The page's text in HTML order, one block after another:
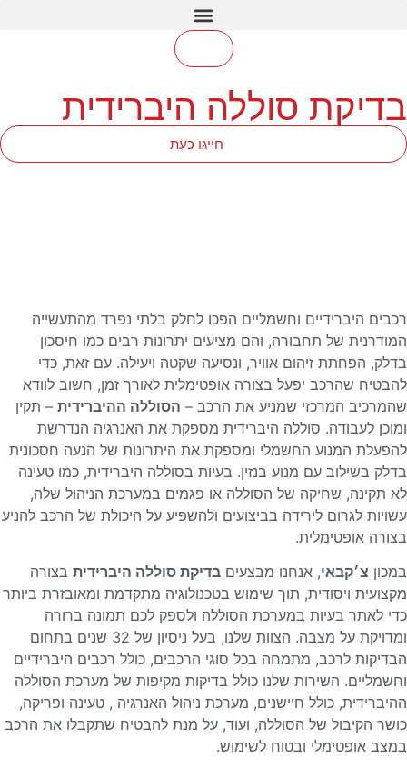
בדיקת סוללה היברידית
חייגו כעת
רכבים היברידיים וחשמליים הפכו לחלק בלתי נפרד מהתעשייה
המודרנית של תחבורה, והם מציעים יתרונות רבים כמו חיסכון
בדלק, הפחתת זיהום אוויר, ונסיעה שקטה ויעילה. עם זאת, כדי
להבטיח שהרכב יפעל בצורה אופטימלית לאורך זמן, חשוב לוודא
שהמרכיב המרכזי שמניע את הרכב – הסוללה ההיברידית – תקין
ומוכן לעבודה. סוללה היברידית מספקת את האנרגיה הנדרשת
להפעלת המנוע החשמלי ומספקת את היתרונות של הנעה חסכונית
בדלק בשילוב עם מנוע בנזין. בעיות בסוללה היברידית, כמו טעינה
לא תקינה, שחיקה של הסוללה או פגמים במערכת הניהול שלה,
עשויות לגרום לירידה בביצועים ולהשפיע על היכולת של הרכב להניע
בצורה אופטימלית.
במכון צ׳קבאי, אנחנו מבצעים בדיקת סוללה היברידית בצורה
מקצועית ויסודית, תוך שימוש בטכנולוגיה מתקדמת ומאובזרת ביותר
כדי לאתר בעיות במערכת הסוללה ולספק לכם תמונה ברורה
ומדויקת על מצבה. הצוות שלנו, בעל ניסיון של 32 שנים בתחום
הבדיקות לרכב, מתמחה בכל סוגי הרכבים, כולל רכבים היברידיים
וחשמליים. השירות שלנו כולל בדיקות מקיפות של מערכת הסוללה
ההיברידית, כולל חיישנים, מערכת ניהול האנרגיה , טעינה ופריקה,
כושר הקיבול של הסוללה, ועוד, על מנת להבטיח שתקבלו את הרכב
במצב אופטימלי ובטוח לשימוש.